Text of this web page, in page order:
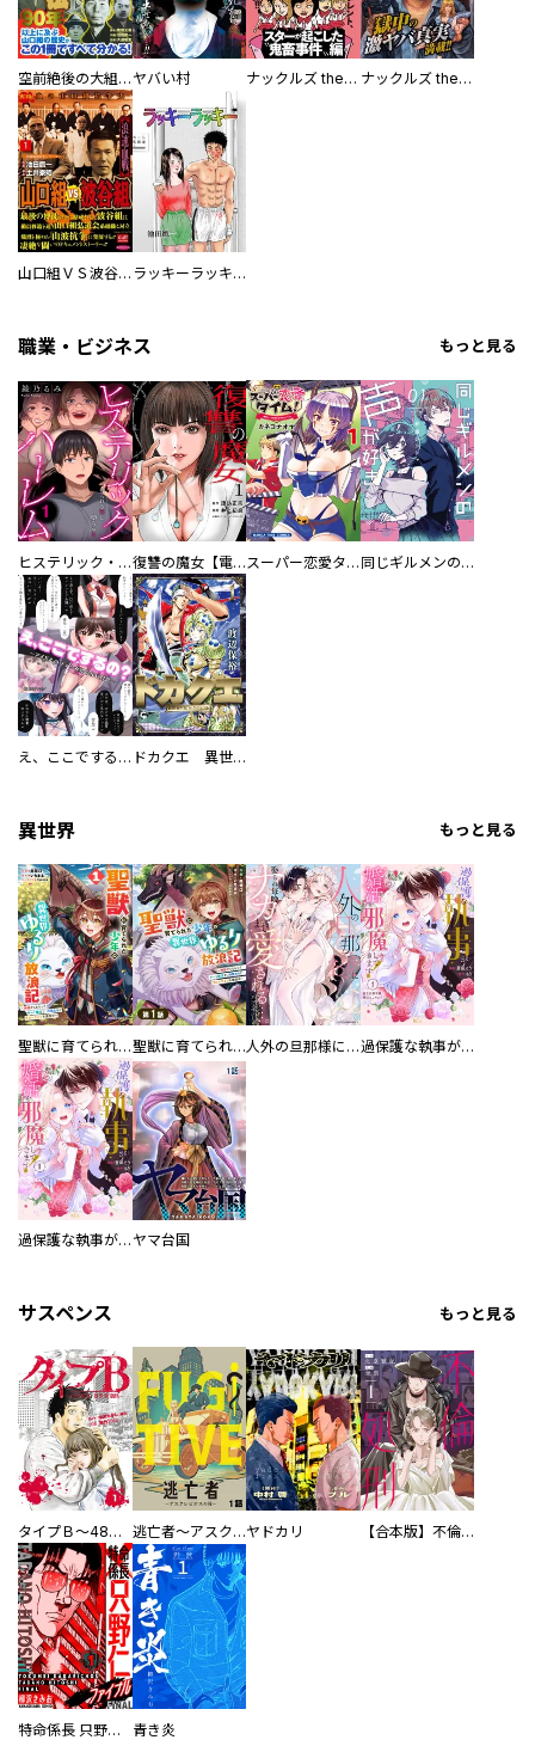
空前絶後の大組織を築きあげた頭領たちの足跡！ 山口組歴代組長列伝 ―山口春吉から田岡一雄を経て司忍まで― ヤバい村 ナックルズ the BEST 芸能人の禁断事件史 ナックルズ the BEST 刑務所のすべて
山口組ＶＳ波谷組 浪速血戦 ラッキーラッキー
職業・ビジネス もっと見る
ヒステリック・ハーレム～搾られる男と堕ちる女～【電子単行本版】 復讐の魔女【電子単行本版】 スーパー恋愛タイム！～現場でドＳな彼女は自宅でデレる～ 同じギルメンの声が好き
え、ここでするの？ アイドルのファンが知らない日常 ドカクエ 異世界ドカコッククエスト
異世界 もっと見る
聖獣に育てられた少年の異世界ゆるり放浪記～神様からもらったチート魔法で、仲間たちとスローライフを満喫中～ 聖獣に育てられた少年の異世界ゆるり放浪記～神様からもらったチート魔法で、仲間たちとスローライフを満喫中～【分冊版】 人外の旦那様に娶られ毎晩ナカまで愛される…。アンソロジー 過保護な執事が私の婚活を邪魔してきます！ 分冊版
過保護な執事が私の婚活を邪魔してきます！ ヤマ台国
サスペンス もっと見る
タイプＢ～48時間後、致死率100％～【単話】 逃亡者～アスクレピオスの杖～ヤドカリ 【合本版】不倫処刑
特命係長 只野仁ファイナル 愛蔵版 青き炎